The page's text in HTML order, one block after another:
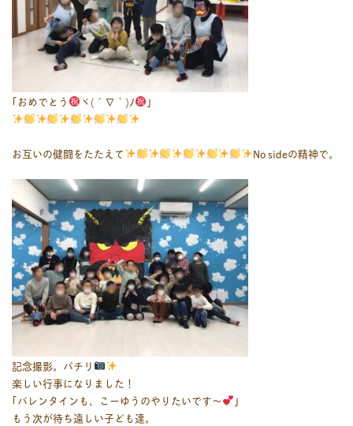
｢おめでとう ヾ(´∇｀)ﾉ ｣
お互いの健闘をたたえて No sideの精神で。
記念撮影。パチリ
楽しい行事になりました！
｢バレンタインも、こーゆうのやりたいです〜︎
｣
もう次が待ち遠しい子ども達。